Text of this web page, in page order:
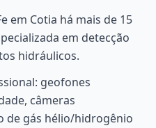
em Cotia há mais de 15
em detecção
hidráulicos.
geofones
câmeras
de gás hélio/hidrogênio